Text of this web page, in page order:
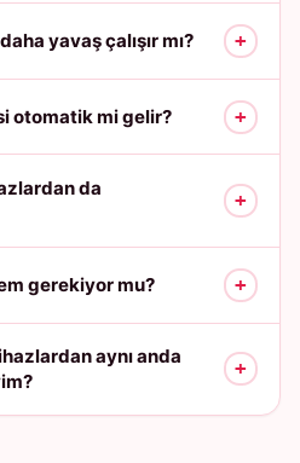
yavaş çalışır mı? +
otomatik mi gelir? +
da
+
gerekiyor mu? +
aynı anda
+